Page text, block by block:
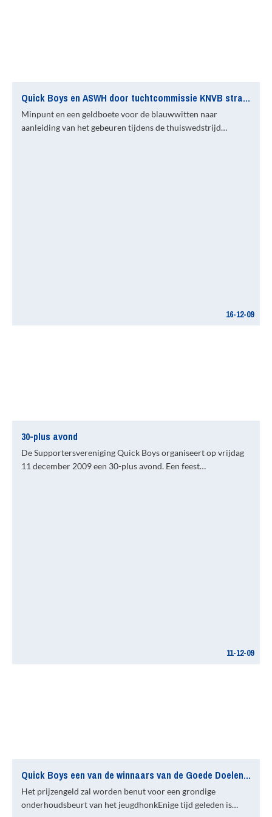
Quick Boys en ASWH door tuchtcommissie KNVB straf opgelegd
Minpunt en een geldboete voor de blauwwitten naar
aanleiding van het gebeuren tijdens de thuiswedstrijd…
16-12-09
30-plus avond
De Supportersvereniging Quick Boys organiseert op vrijdag
11 december 2009 een 30-plus avond. Een feest…
11-12-09
Quick Boys een van de winnaars van de Goede Doelen Actie van De Telefoongids & De Gouden Gids
Het prijzengeld zal worden benut voor een grondige
onderhoudsbeurt van het jeugdhonkEnige tijd geleden is…